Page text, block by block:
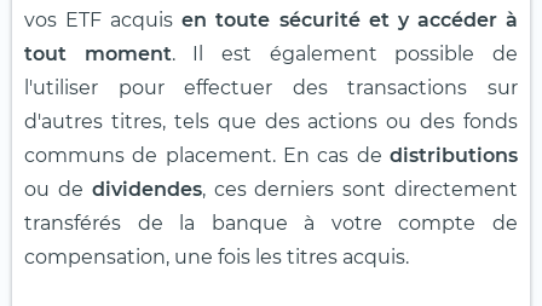
vos ETF acquisen toute sécurité et y accéder à
tout moment. Il est également possible de
l'utiliser pour effectuer des transactions sur
d'autres titres, tels que des actions ou des fonds
communs de placement. En cas de distributions
ou de dividendes, ces derniers sont directement
transférés de la banque à votre compte de
compensation, une fois les titres acquis.